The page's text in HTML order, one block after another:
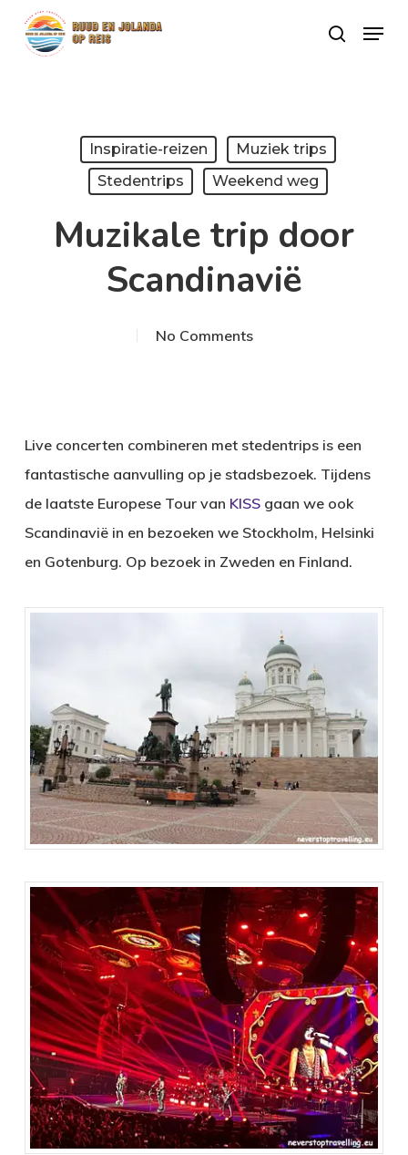
Skip
search
Menu
Inspiratie-reizen
Muziek trips
Stedentrips
Weekend weg
Muzikale trip door
Scandinavië
No Comments
Live concerten combineren met stedentrips is een
fantastische aanvulling op je stadsbezoek. Tijdens
de laatste Europese Tour van KISSgaan we ook
Scandinavië in en bezoeken we Stockholm, Helsinki
en Gotenburg. Op bezoek in Zweden en Finland.